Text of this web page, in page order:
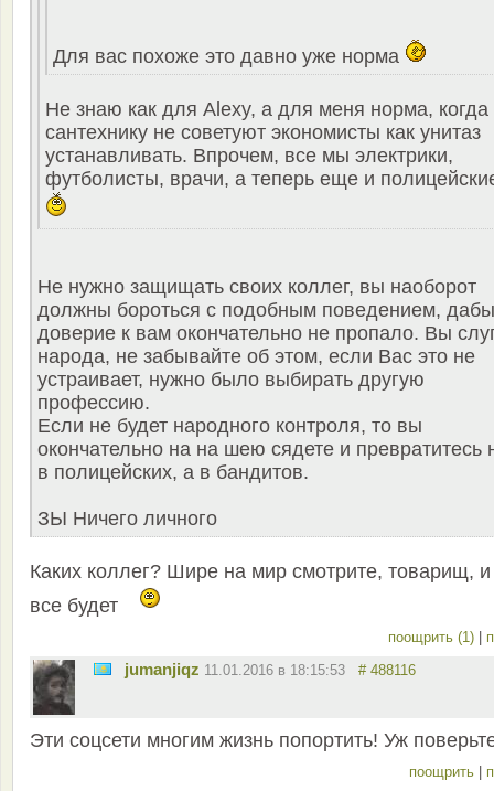
Для вас похоже это давно уже норма
Не знаю как для Alexy, а для меня норма, когда
сантехнику не советуют экономисты как унитаз
устанавливать. Впрочем, все мы электрики,
футболисты, врачи, а теперь еще и
Не нужно защищать своих коллег, вы наоборот
должны бороться с подобным поведением, дабы
доверие к вам окончательно не пропало. Вы
народа, не забывайте об этом, если Вас это не
устраивает, нужно было выбирать другую
профессию.
Если не будет народного контроля, то вы
окончательно на на шею сядете и превратитесь
в полицейских, а в бандитов.
ЗЫ Ничего личного
Каких коллег? Шире на мир смотрите, товарищ, и
все будет
поощрить (1) |
jumanjiqz 11.01.2016 в 18:15:53 # 488116
Эти соцсети многим жизнь попортить! Уж
поощрить |